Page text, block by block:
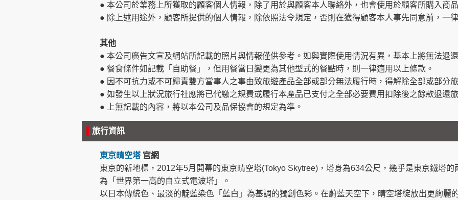
● 本公司於業務上所獲取的顧客個人情報，除了用於與顧客本人聯絡外，也會使用於顧客所購入商
● 除上述用途外，顧客所提供的個人情報，除依照法令規定，否則在獲得顧客本人事先同意前，一
其他
● 本公司廣告文宣及網站所記載的照片與情報僅供參考。如與實際使用情況有異，基本上將無法退
● 餐食條件如記載「自助餐」，但用餐當日變更為其他型式的餐點時，則一律適用以上條款。
● 因不可抗力或不可歸責雙方當事人之事由致旅遊產品全部或部分無法履行時，得解除全部或部分
● 如發生以上狀況旅行社應將已代繳之規費或履行本產品已支付之全部必要費用扣除後之餘款退還旅
● 上無記載的內容，將以本公司及品保協會的規定為準。
旅行資訊
東京晴空塔 官網
東京的新地標，2012年5月開幕的東京晴空塔(Tokyo Skytree)，塔身為634公尺，幾乎是東京鐵塔
為「世界第一高的自立式電波塔」。
以日本傳統色、最淡的靛藍染色「藍白」為基調的獨創色彩。在蔚藍天空下，晴空塔綻放出更絢麗